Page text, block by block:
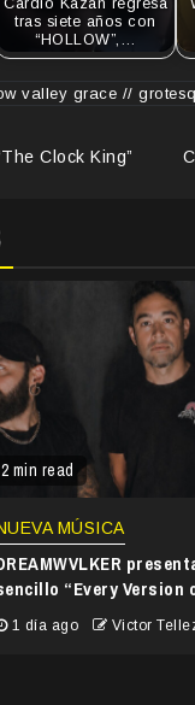
Cardio Kazan regresa
tras siete años con
“HOLLOW”,…
valley grace //
Clock King”
2 min read
MÚSICA
“Every Version
1 día ago Victor